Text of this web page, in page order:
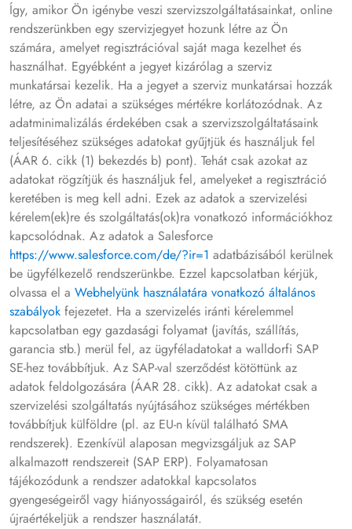
Így, amikor Ön igénybe veszi szervizszolgáltatásainkat, online
rendszerünkben egy szervizjegyet hozunk létre az Ön
számára, amelyet regisztrációval saját maga kezelhet és
használhat. Egyébként a jegyet kizárólag a szerviz
munkatársai kezelik. Ha a jegyet a szerviz munkatársai hozzák
létre, az Ön adatai a szükséges mértékre korlátozódnak. Az
adatminimalizálás érdekében csak a szervizszolgáltatásaink
teljesítéséhez szükséges adatokat gyűjtjük és használjuk fel
(ÁAR 6. cikk (1) bekezdés b) pont). Tehát csak azokat az
adatokat rögzítjük és használjuk fel, amelyeket a regisztráció
keretében is meg kell adni. Ezek az adatok a szervizelési
kérelem(ek)re és szolgáltatás(ok)ra vonatkozó információkhoz
kapcsolódnak. Az adatok a Salesforce
https://www.salesforce.com/de/?ir=1 adatbázisából kerülnek
be ügyfélkezelő rendszerünkbe. Ezzel kapcsolatban kérjük,
olvassa el a Webhelyünk használatára vonatkozó általános
szabályok fejezetet. Ha a szervizelés iránti kérelemmel
kapcsolatban egy gazdasági folyamat (javítás, szállítás,
garancia stb.) merül fel, az ügyféladatokat a walldorfi SAP
SE-hez továbbítjuk. Az SAP-val szerződést kötöttünk az
adatok feldolgozására (ÁAR 28. cikk). Az adatokat csak a
szervizelési szolgáltatás nyújtásához szükséges mértékben
továbbítjuk külföldre (pl. az EU-n kívül található SMA
rendszerek). Ezenkívül alaposan megvizsgáljuk az SAP
alkalmazott rendszereit (SAP ERP). Folyamatosan
tájékozódunk a rendszer adatokkal kapcsolatos
gyengeségeiről vagy hiányosságairól, és szükség esetén
újraértékeljük a rendszer használatát.